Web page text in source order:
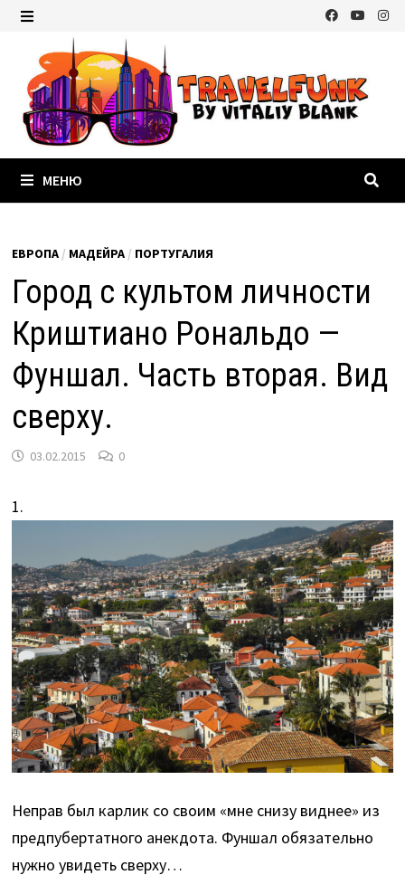
Перейти
содержимому
МЕНЮ
ЕВРОПА / МАДЕЙРА / ПОРТУГАЛИЯ
Город с культом личности
Криштиано Рональдо —
Фуншал. Часть вторая. Вид
сверху.
03.02.2015 0
1.
Неправ был карлик со своим «мне снизу виднее» из
предпубертатного анекдота. Фуншал обязательно
нужно увидеть сверху…